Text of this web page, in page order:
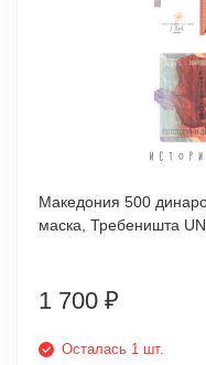
Македония 500
маска, Требеништа
1 700 ₽
Осталась 1 шт.